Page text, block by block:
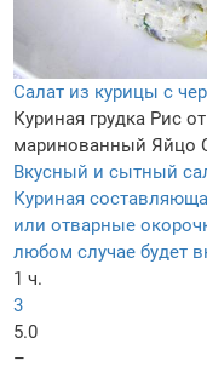
Салат из курицы с
Куриная грудка Рис
маринованный Яйцо
Вкусный и сытный
Куриная
или отварные
любом случае будет
1 ч.
3
5.0
–